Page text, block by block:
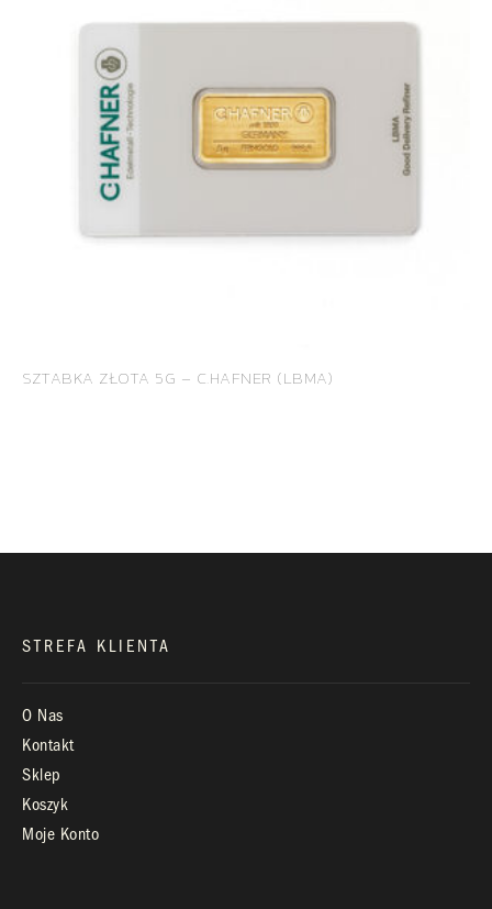
SZTABKA ZŁOTA 5G – C.HAFNER (LBMA)
ROYAL DIAMONDS
Diamenty | Biżuteria | Kamienie dla jubilerów
SALON SPRZEDAŻY
STREFA KLIENTA
O Nas
Kontakt
Sklep
Koszyk
Moje Konto